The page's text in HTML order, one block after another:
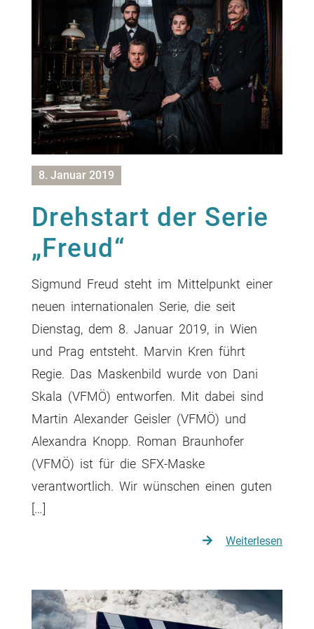
8. Januar 2019
Drehstart der Serie
„Freud“
Sigmund Freud steht im Mittelpunkt einer
neuen internationalen Serie, die seit
Dienstag, dem 8. Januar 2019, in Wien
und Prag entsteht. Marvin Kren führt
Regie. Das Maskenbild wurde von Dani
Skala (VFMÖ) entworfen. Mit dabei sind
Martin Alexander Geisler (VFMÖ) und
Alexandra Knopp. Roman Braunhofer
(VFMÖ) ist für die SFX-Maske
verantwortlich. Wir wünschen einen guten
[…]
Weiterlesen